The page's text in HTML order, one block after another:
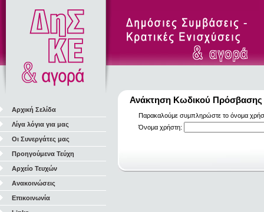
Αρχική Σελίδα
Λίγα λόγια για μας
Οι Συνεργάτες μας
Προηγούμενα Τεύχη
Αρχείο Τευχών
Ανακοινώσεις
Επικοινωνία
Ανάκτηση Κωδικού Πρόσβασης
Παρακαλούμε συμπληρώστε το όνομα
Όνομα χρήστη: